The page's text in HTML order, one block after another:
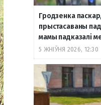
Гродзенка
прыстасаваны
мамы падказалі
5 ЖНІЎНЯ 2026, 12:30